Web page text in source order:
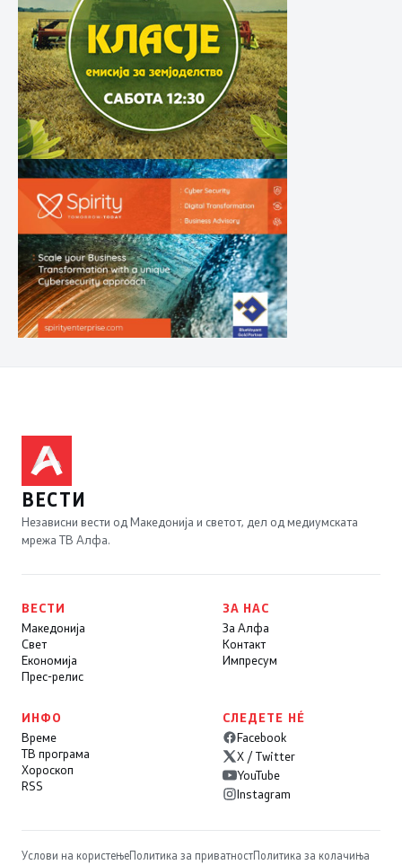
ВЕСТИ
Независни вести од Македонија и светот, дел од медиумската
мрежа ТВ Алфа.
ВЕСТИ
Македонија
Свет
Економија
Прес-релис
ЗА НАС
За Алфа
Контакт
Импресум
ИНФО
Време
ТВ програма
Хороскоп
RSS
СЛЕДЕТЕ НÉ
Facebook
X / Twitter
YouTube
Instagram
Услови на користењеПолитика за приватностПолитика за колачиња